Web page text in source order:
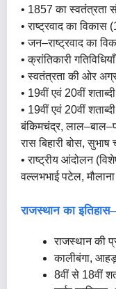
• 1857 का स्वतंत्रता
• राष्ट्रवाद का
• जन–राष्ट्रवाद का
• क्रांतिकारी गतिविधियाँ
• स्वतंत्रता की ओर
• 19वीं एवं 20वीं
• 19वीं एवं 20वीं
बंकिमचंद्र,
रास बिहारी बोस, सुभाष
• राष्ट्रीय आंदोलन
वल्लभभाई पटेल,
राजस्थान का इतिहास–
राजस्थान की
कालीबंगा,
8वीं से 18वीं